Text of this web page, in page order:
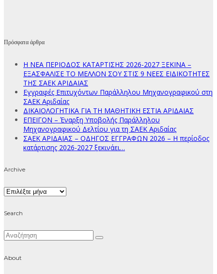
Πρόσφατα άρθρα
Η ΝΕΑ ΠΕΡΙΟΔΟΣ ΚΑΤΑΡΤΙΣΗΣ 2026-2027 ΞΕΚΙΝΑ –
ΕΞΑΣΦΑΛΙΣΕ ΤΟ ΜΕΛΛΟΝ ΣΟΥ ΣΤΙΣ 9 ΝΕΕΣ ΕΙΔΙΚΟΤΗΤΕΣ
ΤΗΣ ΣΑΕΚ ΑΡΙΔΑΙΑΣ
Εγγραφές Επιτυχόντων Παράλληλου Μηχανογραφικού στη
ΣΑΕΚ Αριδαίας
ΔΙΚΑΙΟΛΟΓΗΤΙΚΑ ΓΙΑ ΤΗ ΜΑΘΗΤΙΚΗ ΕΣΤΙΑ ΑΡΙΔΑΙΑΣ
ΕΠΕΙΓΟΝ – Έναρξη Υποβολής Παράλληλου
Μηχανογραφικού Δελτίου για τη ΣΑΕΚ Αριδαίας
ΣΑΕΚ ΑΡΙΔΑΙΑΣ – ΟΔΗΓΟΣ ΕΓΓΡΑΦΩΝ 2026 – Η περίοδος
κατάρτισης 2026-2027 ξεκινάει…
Archive
Archive
Search
About